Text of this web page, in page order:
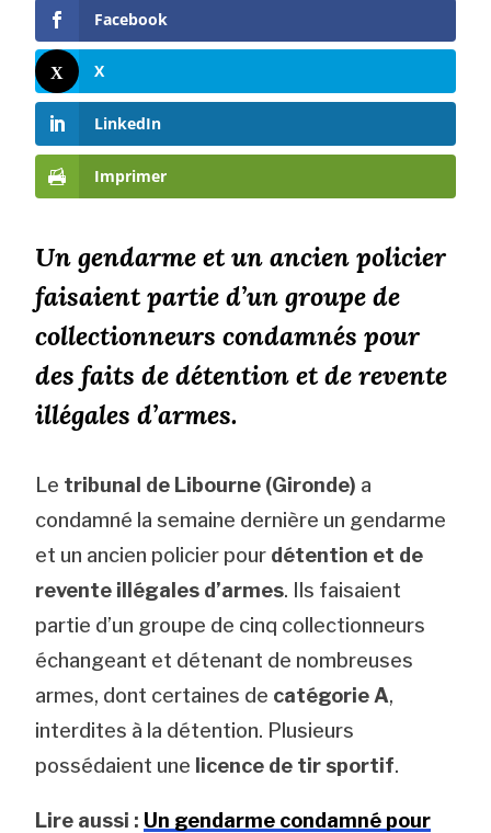
Facebook
X
LinkedIn
Imprimer
Un gendarme et un ancien policier
faisaient partie d’un groupe de
collectionneurs condamnés pour
des faits de détention et de revente
illégales d’armes.
Le tribunal de Libourne (Gironde) a
condamné la semaine dernière un gendarme
et un ancien policier pour détention et de
revente illégales d’armes. Ils faisaient
partie d’un groupe de cinq collectionneurs
échangeant et détenant de nombreuses
armes, dont certaines de catégorie A,
interdites à la détention. Plusieurs
possédaient une licence de tir sportif.
Lire aussi : Un gendarme condamné pour